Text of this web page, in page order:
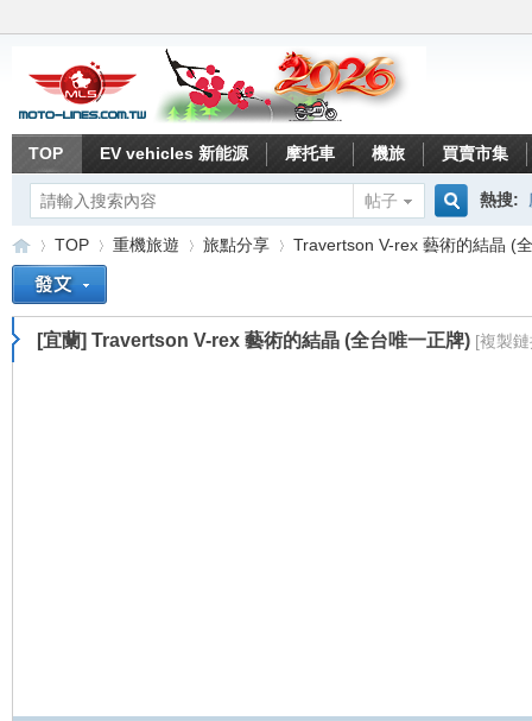
TOP EV vehicles 新能源 摩托車 機旅 買賣市集
帖子
搜
索
熱搜:
重 »
TOP 重機旅遊
›
旅點分享
›
Travertson V-rex 藝術的結晶 (
[宜蘭] Travertson V-rex 藝術的結晶 (全台唯一正牌) [複製